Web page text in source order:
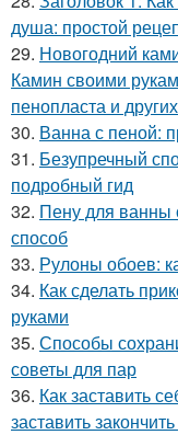
душа: простой
29. Новогодний
Камин своими
пенопласта и
30. Ванна с пеной:
31. Безупречный
подробный гид
32. Пену для ванны
способ
33. Рулоны обоев:
34. Как сделать
руками
35. Способы
советы для пар
36. Как заставить
заставить